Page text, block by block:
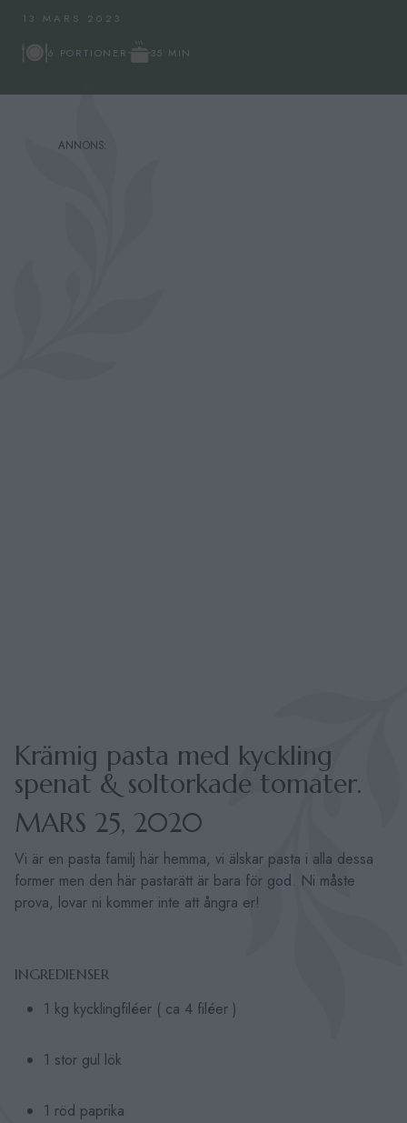
13 MARS 2023
6 PORTIONER 35 MIN
Krämig pasta med kyckling
spenat & soltorkade tomater.
MARS 25, 2020
Vi är en pasta familj här hemma, vi älskar pasta i alla dessa
former men den här pastarätt är bara för god. Ni måste
prova, lovar ni kommer inte att ångra er!
INGREDIENSER
1 kg kycklingfiléer ( ca 4 filéer )
1 stor gul lök
1 röd paprika